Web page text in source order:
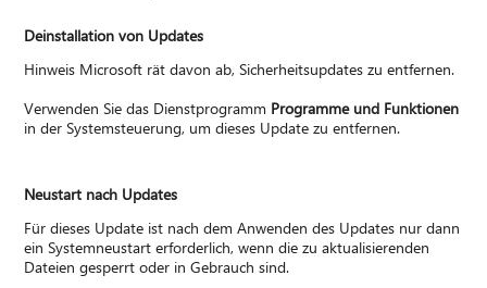
Deinstallation von Updates
Hinweis Microsoft rät davon ab, Sicherheitsupdates zu entfernen.
Verwenden Sie das Dienstprogramm Programme und Funktionen
in der Systemsteuerung, um dieses Update zu entfernen.
Neustart nach Updates
Für dieses Update ist nach dem Anwenden des Updates nur dann
ein Systemneustart erforderlich, wenn die zu aktualisierenden
Dateien gesperrt oder in Gebrauch sind.